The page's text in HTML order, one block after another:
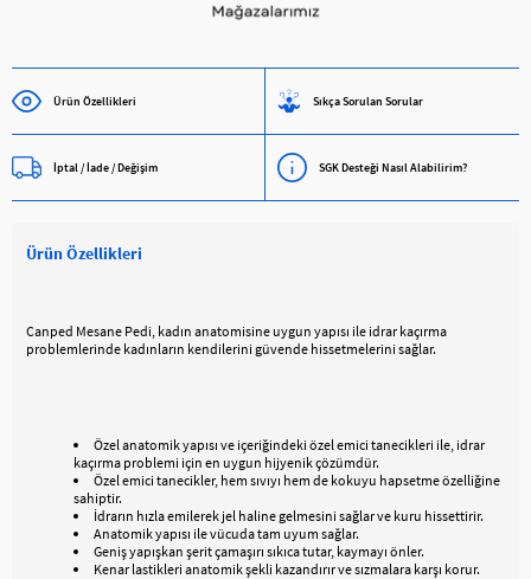
Ürün Özellikleri Sıkça Sorulan Sorular
İptal / İade / Değişim SGK Desteği Nasıl Alabilirim?
Ürün Özellikleri
Canped Mesane Pedi, kadın anatomisine uygun yapısı ile idrar kaçırma
problemlerinde kadınların kendilerini güvende hissetmelerini sağlar.
Özel anatomik yapısı ve içeriğindeki özel emici tanecikleri ile, idrar
kaçırma problemi için en uygun hijyenik çözümdür.
Özel emici tanecikler, hem sıvıyı hem de kokuyu hapsetme özelliğine
sahiptir.
İdrarın hızla emilerek jel haline gelmesini sağlar ve kuru hissettirir.
Anatomik yapısı ile vücuda tam uyum sağlar.
Geniş yapışkan şerit çamaşırı sıkıca tutar, kaymayı önler.
Kenar lastikleri anatomik şekli kazandırır ve sızmalara karşı korur.